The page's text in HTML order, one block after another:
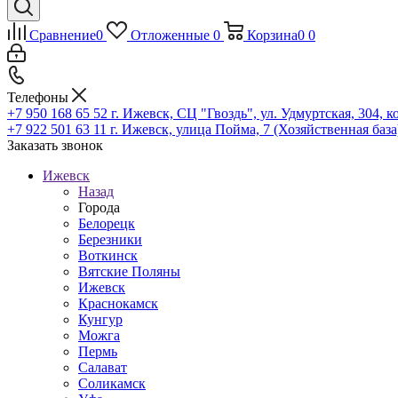
Сравнение0 Отложенные 0 Корзина0 0
Телефоны
+7 950 168 65 52 г. Ижевск, СЦ "Гвоздь", ул. Удмуртская, 304,
+7 922 501 63 11 г. Ижевск, улица Пойма, 7 (Хозяйственная
Заказать звонок
Ижевск
Назад
Города
Белорецк
Березники
Воткинск
Вятские Поляны
Ижевск
Краснокамск
Кунгур
Можга
Пермь
Салават
Соликамск